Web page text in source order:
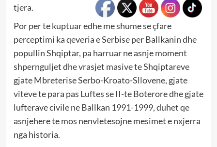
tjera.
Por per te kuptuar edhe me shume se çfare
perceptimi ka qeveria e Serbise per Ballkanin dhe
popullin Shqiptar, pa harruar ne asnje moment
shpernguljet dhe vrasjet masive te Shqiptareve
gjate Mbreterise Serbo-Kroato-Sllovene, gjate
viteve te para pas Luftes se II-te Boterore dhe gjate
lufterave civile ne Ballkan 1991-1999, duhet qe
asnjehere te mos nenvletesojne mesimet e nxjerra
nga historia.